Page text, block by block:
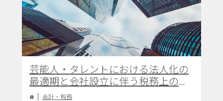
芸能人・タレントにおける法人化の
最適期と会社設立に伴う税務上のメ
リットについて
会計・税務